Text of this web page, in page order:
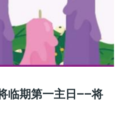
临期第一主日——将